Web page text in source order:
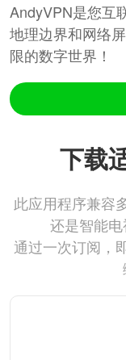
AndyVPN是您互
地理边界和网络
限的数字世界！
下载
此应用程序兼容
还是智能电
通过一次订阅，